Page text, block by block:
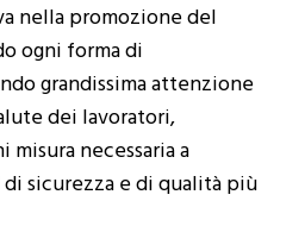
nella promozione del
ogni forma di
grandissima attenzione
dei lavoratori,
necessaria a
sicurezza e di qualità più